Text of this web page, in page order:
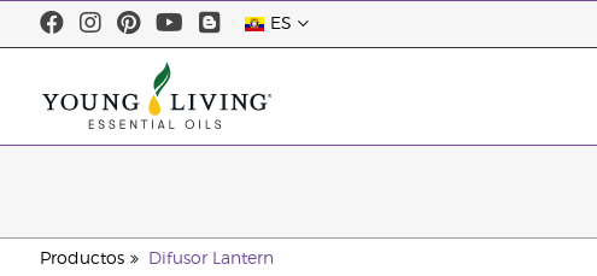
ES
Productos Difusor Lantern